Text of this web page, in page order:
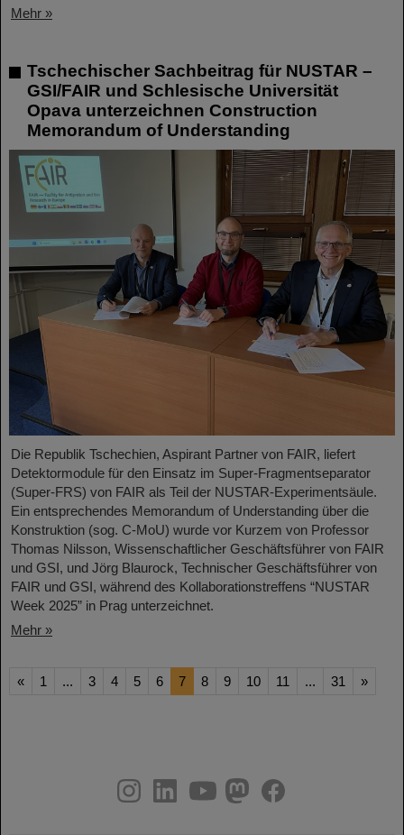
Mehr »
Tschechischer Sachbeitrag für NUSTAR –
GSI/FAIR und Schlesische Universität
Opava unterzeichnen Construction
Memorandum of Understanding
Die Republik Tschechien, Aspirant Partner von FAIR, liefert
Detektormodule für den Einsatz im Super-Fragmentseparator
(Super-FRS) von FAIR als Teil der NUSTAR-Experimentsäule.
Ein entsprechendes Memorandum of Understanding über die
Konstruktion (sog. C-MoU) wurde vor Kurzem von Professor
Thomas Nilsson, Wissenschaftlicher Geschäftsführer von FAIR
und GSI, und Jörg Blaurock, Technischer Geschäftsführer von
FAIR und GSI, während des Kollaborationstreffens “NUSTAR
Week 2025” in Prag unterzeichnet.
Mehr »
« 1 ... 3 4 5 6 7 8 9 10 11 ... 31 »
youtube
helmholtz.social
facebook